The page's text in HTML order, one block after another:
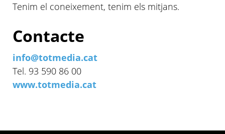
Tenim el coneixement, tenim els mitjans.
Contacte
info@totmedia.cat
Tel. 93 590 86 00
www.totmedia.cat